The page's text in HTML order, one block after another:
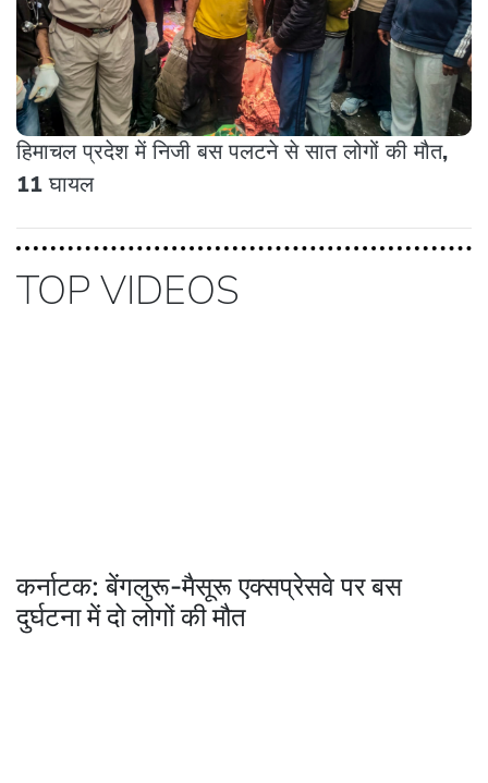
हिमाचल प्रदेश में निजी बस पलटने से सात लोगों की मौत,
11 घायल
TOP VIDEOS
कर्नाटक: बेंगलुरू-मैसूरू एक्सप्रेसवे पर बस
दुर्घटना में दो लोगों की मौत